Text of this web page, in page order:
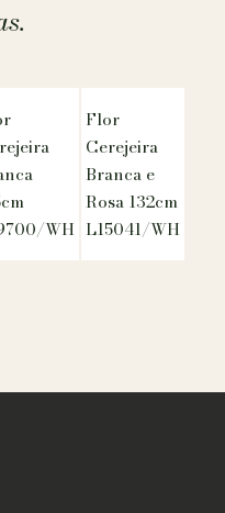
WH
Flor
Cerejeira
Branca e
Rosa 132cm
L15041/WH